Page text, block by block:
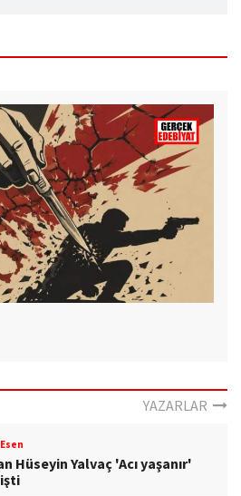
YAZARLAR
Hüseyin Yalvaç 'Acı yaşanır'